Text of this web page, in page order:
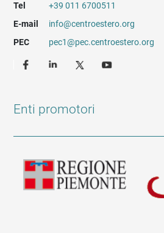
Tel
+39 011 6700511
E-mail
info@centroestero.org
PEC
pec1@pec.centroestero.org
Enti promotori